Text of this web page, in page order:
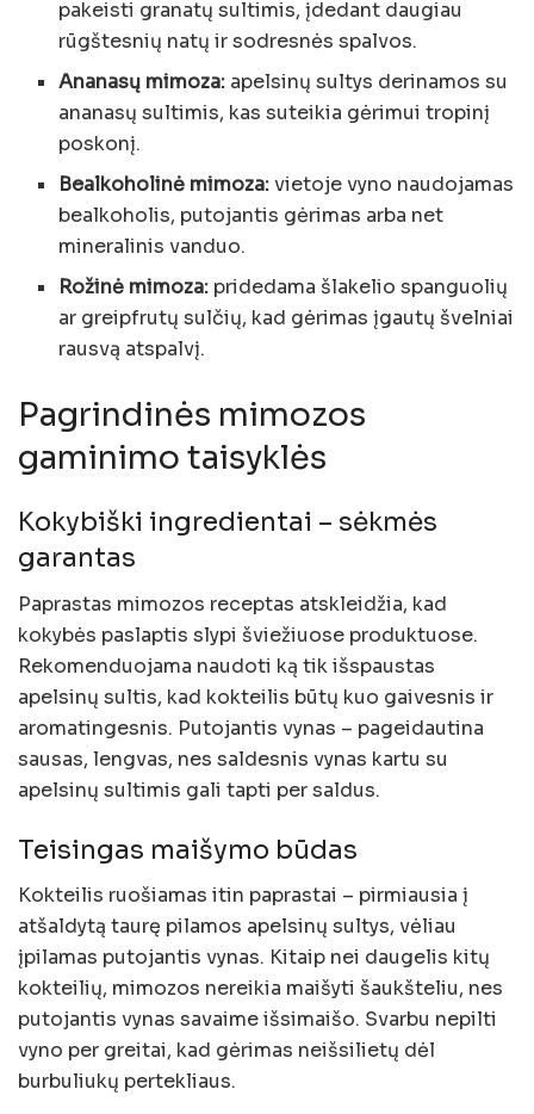
pakeisti granatų sultimis, įdedant daugiau
rūgštesnių natų ir sodresnės spalvos.
Ananasų mimoza: apelsinų sultys derinamos su
ananasų sultimis, kas suteikia gėrimui tropinį
poskonį.
Bealkoholinė mimoza:vietoje vyno naudojamas
bealkoholis, putojantis gėrimas arba net
mineralinis vanduo.
Rožinė mimoza: pridedama šlakelio spanguolių
ar greipfrutų sulčių, kad gėrimas įgautų švelniai
rausvą atspalvį.
Pagrindinės mimozos
gaminimo taisyklės
Kokybiški ingredientai – sėkmės
garantas
Paprastas mimozos receptas atskleidžia, kad
kokybės paslaptis slypi šviežiuose produktuose.
Rekomenduojama naudoti ką tik išspaustas
apelsinų sultis, kad kokteilis būtų kuo gaivesnis ir
aromatingesnis. Putojantis vynas – pageidautina
sausas, lengvas, nes saldesnis vynas kartu su
apelsinų sultimis gali tapti per saldus.
Teisingas maišymo būdas
Kokteilis ruošiamas itin paprastai – pirmiausia į
atšaldytą taurę pilamos apelsinų sultys, vėliau
įpilamas putojantis vynas. Kitaip nei daugelis kitų
kokteilių, mimozos nereikia maišyti šaukšteliu, nes
putojantis vynas savaime išsimaišo. Svarbu nepilti
vyno per greitai, kad gėrimas neišsilietų dėl
burbuliukų pertekliaus.